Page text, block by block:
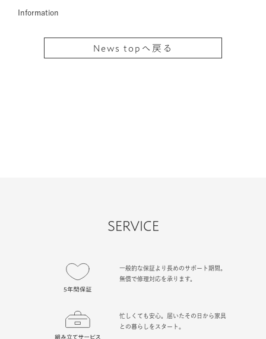
Information
News topへ戻る
SERVICE
一般的な保証より長めのサポート期間。
無償で修理対応を承ります。
忙しくても安心。届いたその日から家具
との暮らしをスタート。